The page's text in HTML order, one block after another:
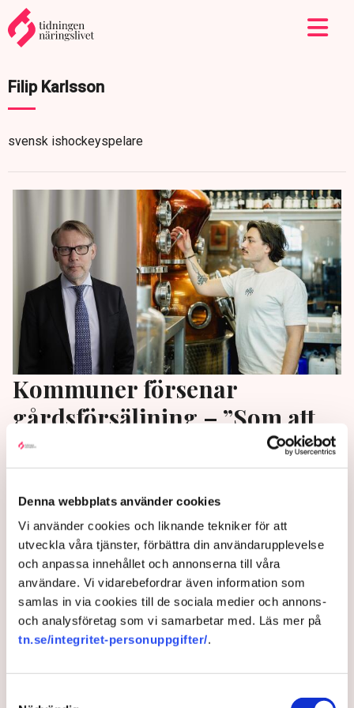
Denna webbplats använder cookies
Vi använder cookies och liknande tekniker för att
utveckla våra tjänster, förbättra din användarupplevelse
och anpassa innehållet och annonserna till våra
användare. Vi vidarebefordrar även information som
samlas in via cookies till de sociala medier och annons-
och analysföretag som vi samarbetar med. Läs mer på
tn.se/integritet-personuppgifter/.
Filip Karlsson
svensk ishockeyspelare
Kommuner försenar
gårdsförsäljning – ”Som att
förlora ett helt år”
grund av långsamma kommuner. Flera riskerar att
missa den viktiga sommarsäsongen. ”Det finns risk
för att vi inte hinner komma i gång alls innan
sommaren är slut”, säger Filip Karlsson på
destilleriet Skrea Backe.